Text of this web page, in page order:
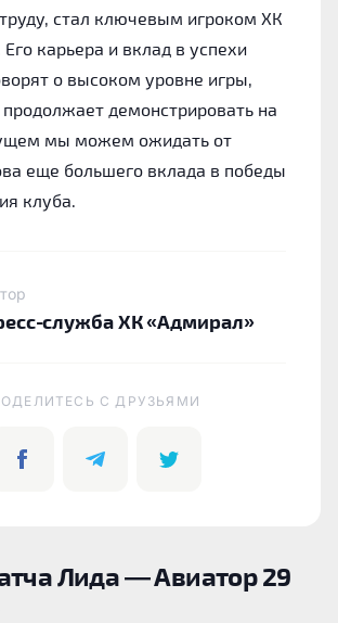
стал ключевым игроком ХК
карьера и вклад в успехи
о высоком уровне игры,
демонстрировать на
мы можем ожидать от
еще большего вклада в победы
клуба.
служба ХК «Адмирал»
C ДРУЗЬЯМИ
Лида — Авиатор 29